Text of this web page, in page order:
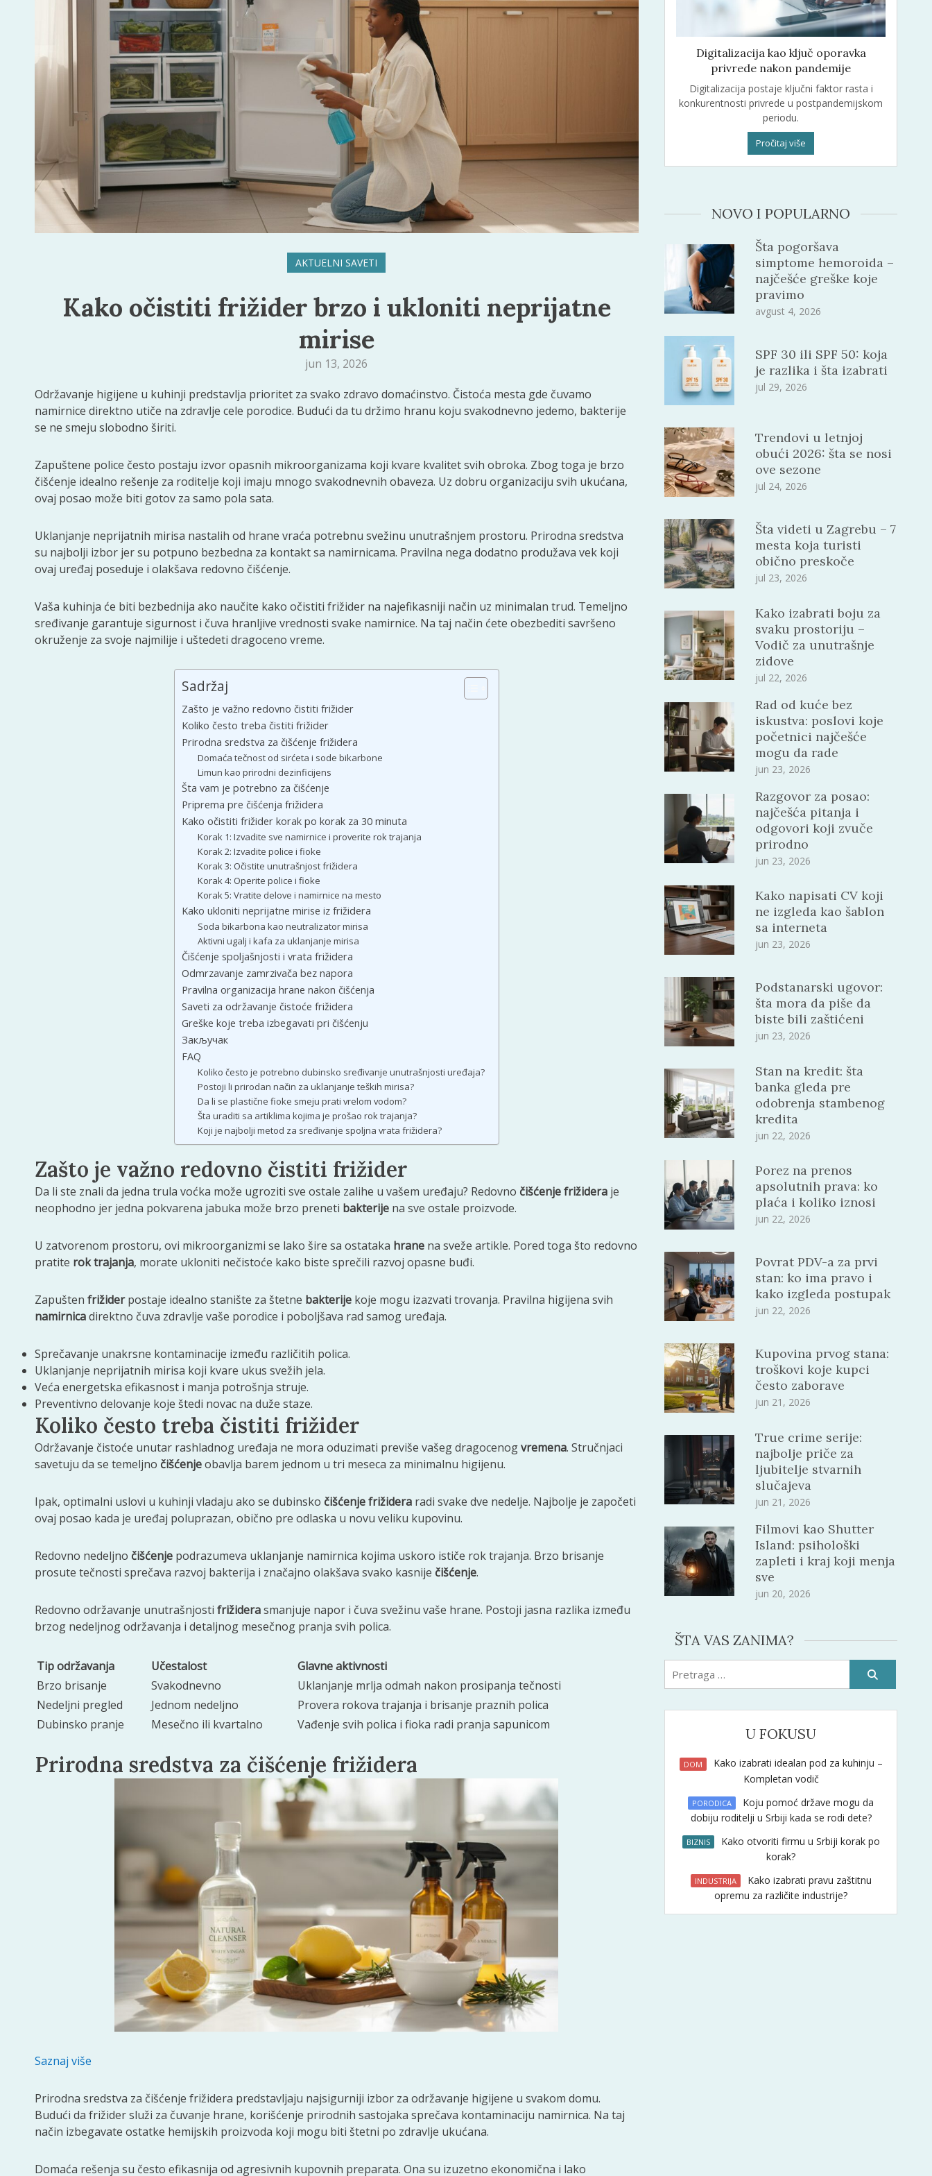
AKTUELNI SAVETI
Kako očistiti frižider brzo i ukloniti neprijatne
mirise
jun 13, 2026
Održavanje higijene u kuhinji predstavlja prioritet za svako zdravo domaćinstvo. Čistoća mesta gde čuvamo
namirnice direktno utiče na zdravlje cele porodice. Budući da tu držimo hranu koju svakodnevno jedemo, bakterije
se ne smeju slobodno širiti.
Zapuštene police često postaju izvor opasnih mikroorganizama koji kvare kvalitet svih obroka. Zbog toga je brzo
čišćenje idealno rešenje za roditelje koji imaju mnogo svakodnevnih obaveza. Uz dobru organizaciju svih ukućana,
ovaj posao može biti gotov za samo pola sata.
Uklanjanje neprijatnih mirisa nastalih od hrane vraća potrebnu svežinu unutrašnjem prostoru. Prirodna sredstva
su najbolji izbor jer su potpuno bezbedna za kontakt sa namirnicama. Pravilna nega dodatno produžava vek koji
ovaj uređaj poseduje i olakšava redovno čišćenje.
Vaša kuhinja će biti bezbednija ako naučite kako očistiti frižider na najefikasniji način uz minimalan trud. Temeljno
sređivanje garantuje sigurnost i čuva hranljive vrednosti svake namirnice. Na taj način ćete obezbediti savršeno
okruženje za svoje najmilije i uštedeti dragoceno vreme.
Sadržaj
Zašto je važno redovno čistiti frižider
Koliko često treba čistiti frižider
Prirodna sredstva za čišćenje frižidera
Domaća tečnost od sirćeta i sode bikarbone
Limun kao prirodni dezinficijens
Šta vam je potrebno za čišćenje
Priprema pre čišćenja frižidera
Kako očistiti frižider korak po korak za 30 minuta
Korak 1: Izvadite sve namirnice i proverite rok trajanja
Korak 2: Izvadite police i fioke
Korak 3: Očistite unutrašnjost frižidera
Korak 4: Operite police i fioke
Korak 5: Vratite delove i namirnice na mesto
Kako ukloniti neprijatne mirise iz frižidera
Soda bikarbona kao neutralizator mirisa
Aktivni ugalj i kafa za uklanjanje mirisa
Čišćenje spoljašnjosti i vrata frižidera
Odmrzavanje zamrzivača bez napora
Pravilna organizacija hrane nakon čišćenja
Saveti za održavanje čistoće frižidera
Greške koje treba izbegavati pri čišćenju
Закључак
FAQ
Koliko često je potrebno dubinsko sređivanje unutrašnjosti uređaja?
Postoji li prirodan način za uklanjanje teških mirisa?
Da li se plastične fioke smeju prati vrelom vodom?
Šta uraditi sa artiklima kojima je prošao rok trajanja?
Koji je najbolji metod za sređivanje spoljna vrata frižidera?
Zašto je važno redovno čistiti frižider
Da li ste znali da jedna trula voćka može ugroziti sve ostale zalihe u vašem uređaju? Redovno čišćenje frižidera je
neophodno jer jedna pokvarena jabuka može brzo preneti bakterije na sve ostale proizvode.
U zatvorenom prostoru, ovi mikroorganizmi se lako šire sa ostataka hrane na sveže artikle. Pored toga što redovno
pratite rok trajanja, morate ukloniti nečistoće kako biste sprečili razvoj opasne buđi.
Zapušten frižiderpostaje idealno stanište za štetne bakterije koje mogu izazvati trovanja. Pravilna higijena svih
namirnicadirektno čuva zdravlje vaše porodice i poboljšava rad samog uređaja.
Sprečavanje unakrsne kontaminacije između različitih polica.
Uklanjanje neprijatnih mirisa koji kvare ukus svežih jela.
Veća energetska efikasnost i manja potrošnja struje.
Preventivno delovanje koje štedi novac na duže staze.
Koliko često treba čistiti frižider
Održavanje čistoće unutar rashladnog uređaja ne mora oduzimati previše vašeg dragocenogvremena. Stručnjaci
savetuju da se temeljno čišćenjeobavlja barem jednom u tri meseca za minimalnu higijenu.
Ipak, optimalni uslovi u kuhinji vladaju ako se dubinsko čišćenje frižidera radi svake dve nedelje. Najbolje je započeti
ovaj posao kada je uređaj poluprazan, obično pre odlaska u novu veliku kupovinu.
Redovno nedeljno čišćenje podrazumeva uklanjanje namirnica kojima uskoro ističe rok trajanja. Brzo brisanje
prosute tečnosti sprečava razvoj bakterija i značajno olakšava svako kasnije čišćenje.
Redovno održavanje unutrašnjosti frižiderasmanjuje napor i čuva svežinu vaše hrane. Postoji jasna razlika između
brzog nedeljnog održavanja i detaljnog mesečnog pranja svih polica.
Tip održavanja Učestalost
Glavne aktivnosti
Brzo brisanje
Svakodnevno
Uklanjanje mrlja odmah nakon prosipanja tečnosti
Nedeljni pregled
Jednom nedeljno
Provera rokova trajanja i brisanje praznih polica
Dubinsko pranje
Mesečno ili kvartalno Vađenje svih polica i fioka radi pranja sapunicom
Prirodna sredstva za čišćenje frižidera
Saznaj više
Prirodna sredstva za čišćenje frižidera predstavljaju najsigurniji izbor za održavanje higijene u svakom domu.
Budući da frižider služi za čuvanje hrane, korišćenje prirodnih sastojaka sprečava kontaminaciju namirnica. Na taj
način izbegavate ostatke hemijskih proizvoda koji mogu biti štetni po zdravlje ukućana.
Domaća rešenja su često efikasnija od agresivnih kupovnih preparata. Ona su izuzetno ekonomična i lako
Digitalizacija kao ključ oporavka
privrede nakon pandemije
Digitalizacija postaje ključni faktor rasta i
konkurentnosti privrede u postpandemijskom
periodu.
Pročitaj više
NOVO I POPULARNO
Šta pogoršava
simptome hemoroida –
najčešće greške koje
pravimo
avgust 4, 2026
SPF 30 ili SPF 50: koja
je razlika i šta izabrati
jul 29, 2026
Trendovi u letnjoj
obući 2026: šta se nosi
ove sezone
jul 24, 2026
Šta videti u Zagrebu – 7
mesta koja turisti
obično preskoče
jul 23, 2026
Kako izabrati boju za
svaku prostoriju –
Vodič za unutrašnje
zidove
jul 22, 2026
Rad od kuće bez
iskustva: poslovi koje
početnici najčešće
mogu da rade
jun 23, 2026
Razgovor za posao:
najčešća pitanja i
odgovori koji zvuče
prirodno
jun 23, 2026
Kako napisati CV koji
ne izgleda kao šablon
sa interneta
jun 23, 2026
Podstanarski ugovor:
šta mora da piše da
biste bili zaštićeni
jun 23, 2026
Stan na kredit: šta
banka gleda pre
odobrenja stambenog
kredita
jun 22, 2026
Porez na prenos
apsolutnih prava: ko
plaća i koliko iznosi
jun 22, 2026
Povrat PDV-a za prvi
stan: ko ima pravo i
kako izgleda postupak
jun 22, 2026
Kupovina prvog stana:
troškovi koje kupci
često zaborave
jun 21, 2026
True crime serije:
najbolje priče za
ljubitelje stvarnih
slučajeva
jun 21, 2026
Filmovi kao Shutter
Island: psihološki
zapleti i kraj koji menja
sve
jun 20, 2026
ŠTA VAS ZANIMA?
U FOKUSU
DOM
Kako izabrati idealan pod za kuhinju –
Kompletan vodič
PORODICA
Koju pomoć države mogu da
dobiju roditelji u Srbiji kada se rodi dete?
BIZNIS
Kako otvoriti firmu u Srbiji korak po
korak?
INDUSTRIJA
Kako izabrati pravu zaštitnu
opremu za različite industrije?